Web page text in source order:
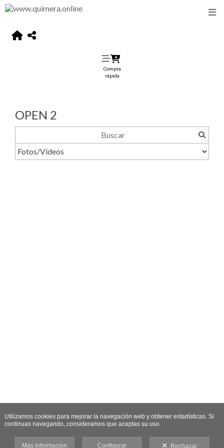
Compra
rápida
OPEN 2
Utilizamos cookies para mejorar la navegación web y obtener estadísticas. Si
continuas navegando, consideramos que aceptas su uso.
Más información Configurar Rechazar